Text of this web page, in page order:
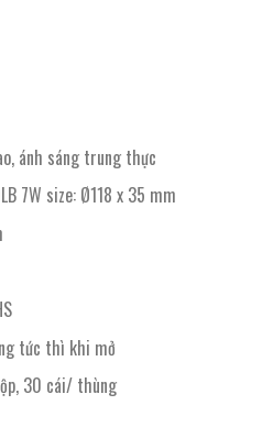
ánh sáng trung thực
7W size: Ø118 x 35 mm
tức thì khi mở
30 cái/ thùng